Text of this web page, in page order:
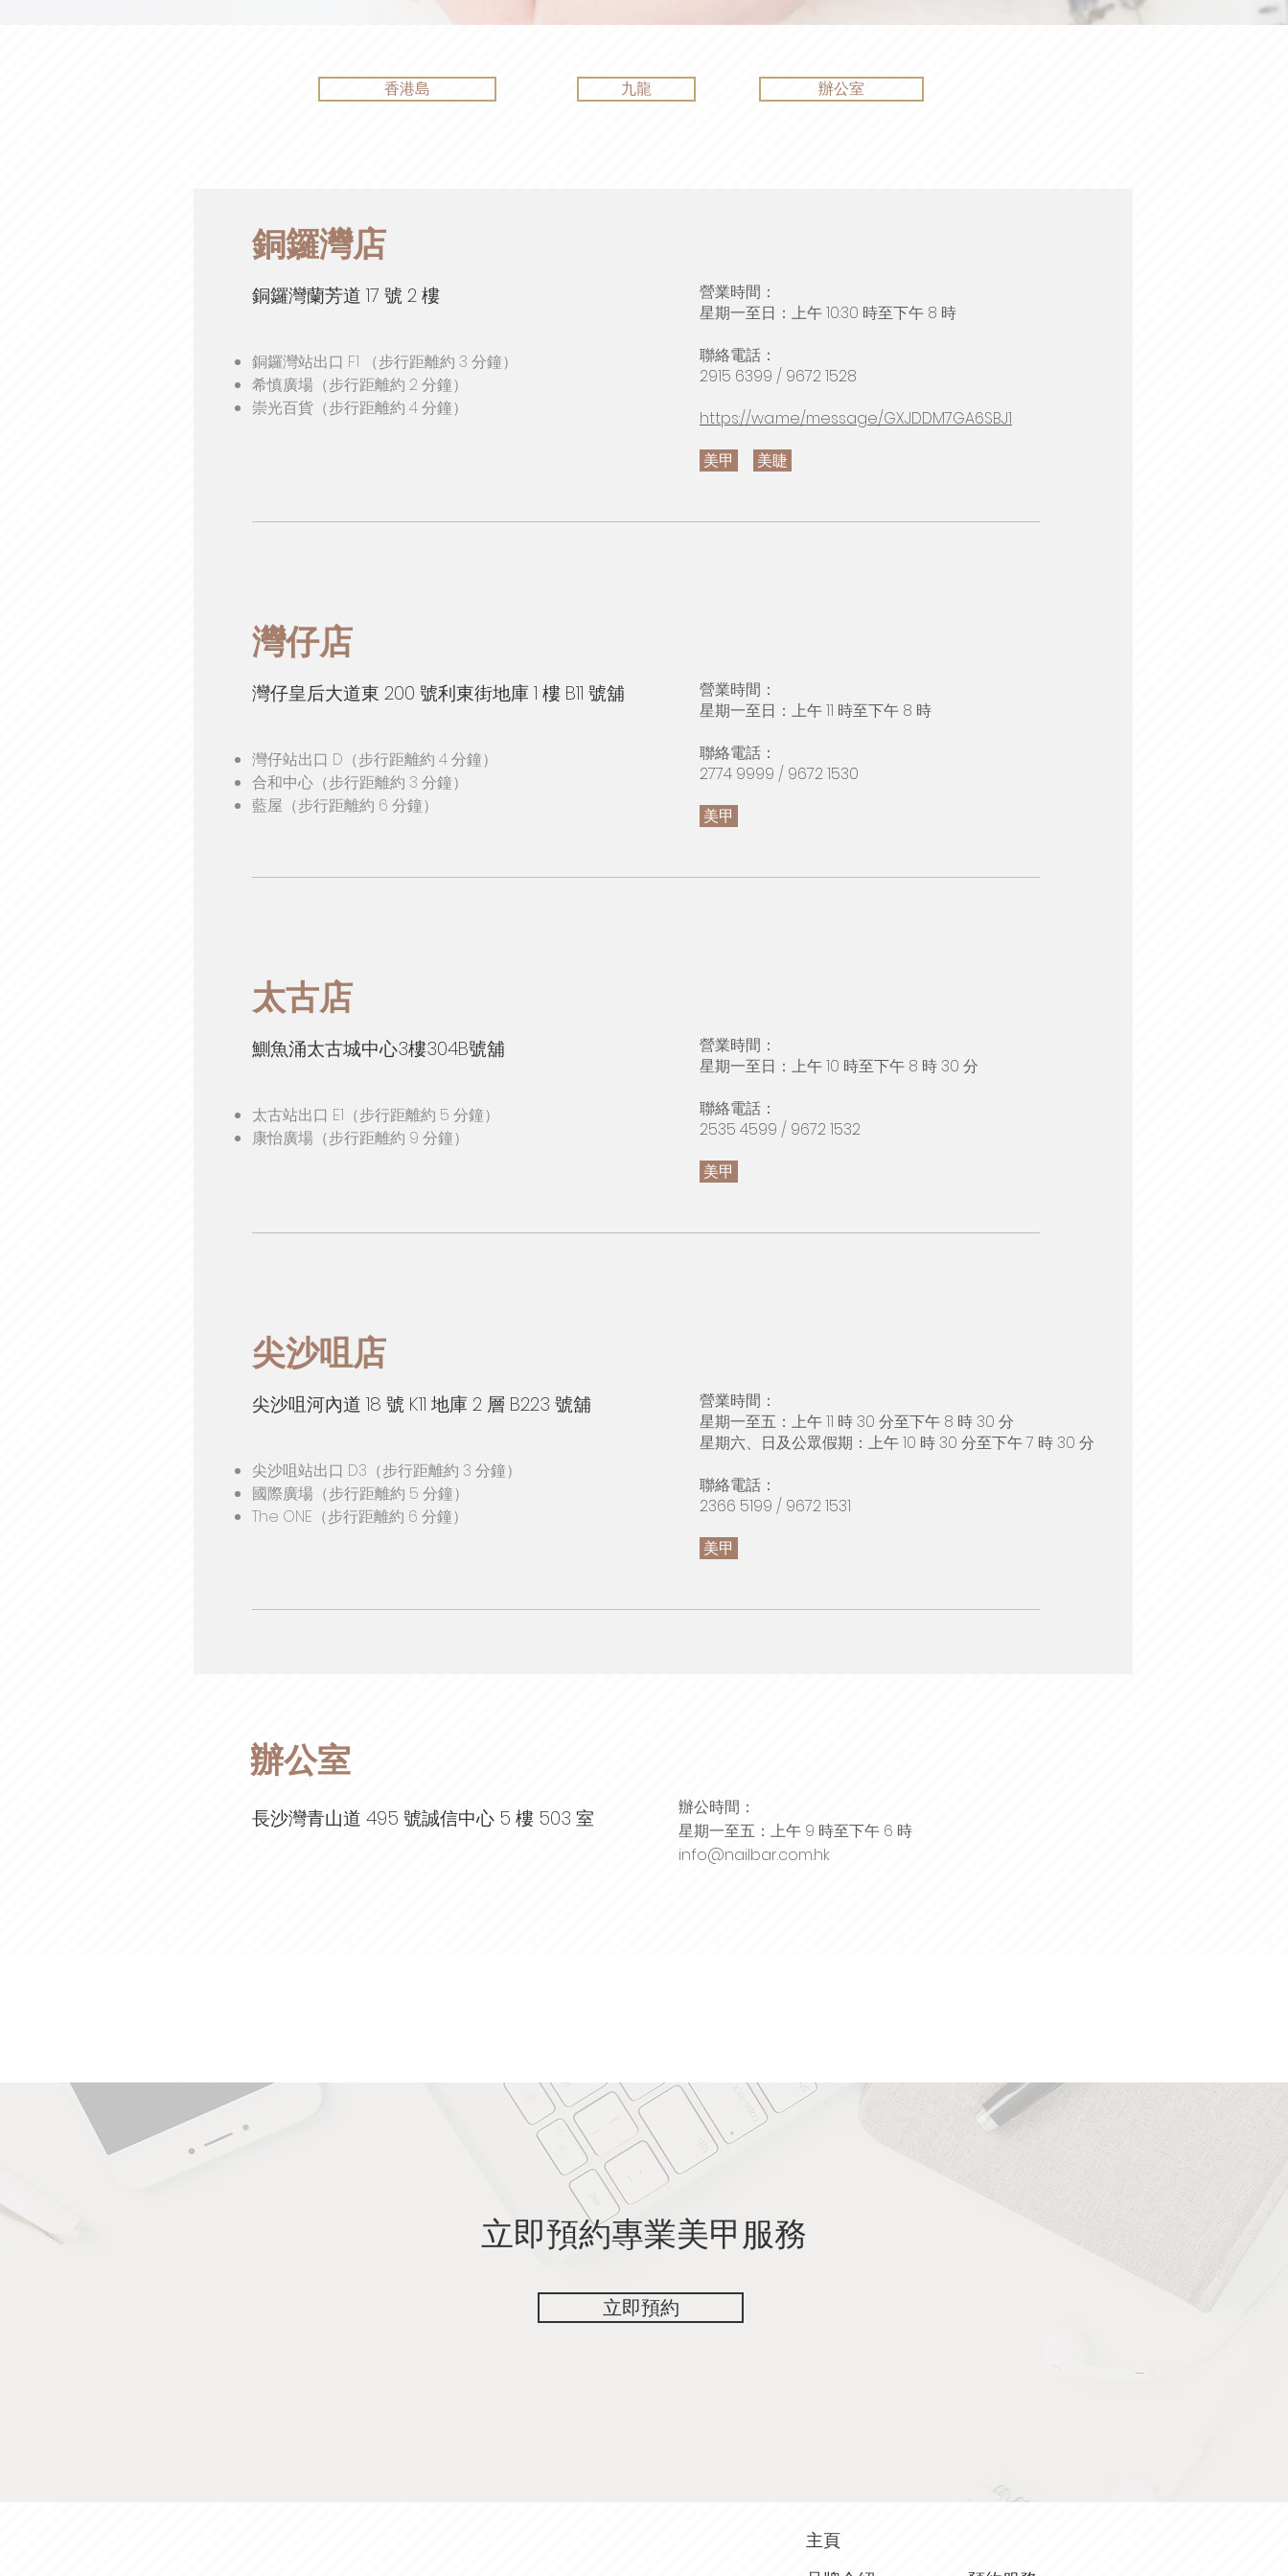
香港島 九龍 辦公室
銅鑼灣店
銅鑼灣蘭芳道 17 號 2 樓
銅鑼灣站出口 F1 （步行距離約 3 分鐘）
希慎廣場（步行距離約 2 分鐘）
崇光百貨（步行距離約 4 分鐘）
營業時間：
星期一至日：上午 10:30 時至下午 8 時
​聯絡電話：
2915 6399 / 9672 1528
https://wa.me/message/GXJDDM7GA6SBJ1
美甲
美睫
灣仔店
灣仔皇后大道東 200 號利東街地庫 1 樓 B11 號舖
灣仔站出口 D（步行距離約 4 分鐘）
合和中心（步行距離約 3 分鐘）
藍屋（步行距離約 6 分鐘）
營業時間：
星期一至日：上午 11 時至下午 8 時
​聯絡電話：
2774 9999 / 9672 1530
美甲
太古店
鰂魚涌太古城中心3樓304B號舖
太古站出口 E1（步行距離約 5 分鐘）
康怡廣場（步行距離約 9 分鐘）
營業時間：
星期一至日：上午 10 時至下午 8 時 30 分
​聯絡電話：
2535 4599 / 9672 1532
美甲
尖沙咀店
尖沙咀河內道 18 號 K11 地庫 2 層 B223 號舖
尖沙咀站出口 D3（步行距離約 3 分鐘）
國際廣場（步行距離約 5 分鐘）
The ONE（步行距離約 6 分鐘）
營業時間：
星期一至五：上午 11 時 30 分至下午 8 時 30 分
星期六、日及公眾假期：上午 10 時 30 分至下午 7 時 30 分
​聯絡電話：
2366 5199 / 9672 1531
美甲
辦公室
長沙灣青山道 495 號誠信中心 5 樓 503 室
辦公時間：
星期一至五：上午 9 時至下午 6 時
info@nailbar.com.hk
​立即預約專業美甲服務
立即預約
主頁